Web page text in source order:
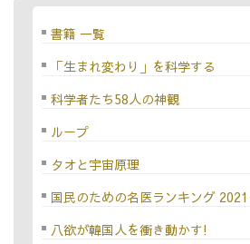
書籍 一覧
「生まれ変わり」を科学する
科学者たち58人の神観
ループ
タオと宇宙原理
国民のための名医ランキング
八欲が韓国人を衝き動かす!